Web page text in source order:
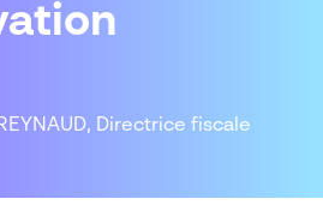
Directrice fiscale